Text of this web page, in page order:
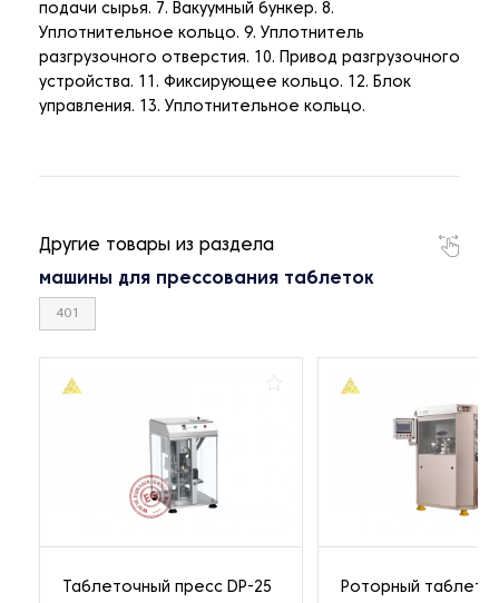
подачи сырья. 7. Вакуумный бункер. 8.
Уплотнительное кольцо. 9. Уплотнитель
разгрузочного отверстия. 10. Привод разгрузочного
устройства. 11. Фиксирующее кольцо. 12. Блок
управления. 13. Уплотнительное кольцо.
Другие товары из раздела
машины для прессования таблеток
401
Таблеточный пресс DP-25
Роторный